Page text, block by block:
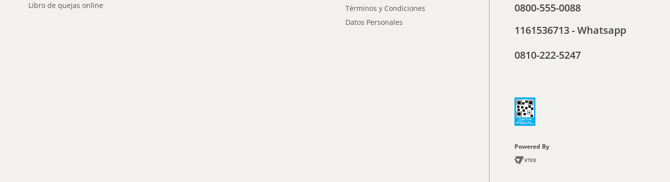
Libro de quejas online
Términos y Condiciones
Datos Personales
0800-555-0088
1161536713 - Whatsapp
0810-222-5247
Powered By